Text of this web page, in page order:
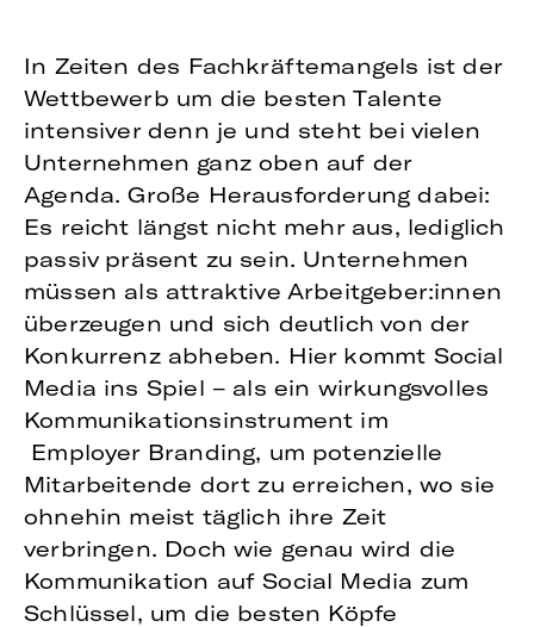
In Zeiten des Fachkräftemangels ist der
Wettbewerb um die besten Talente
intensiver denn je und steht bei vielen
Unternehmen ganz oben auf der
Agenda. Große Herausforderung dabei:
Es reicht längst nicht mehr aus, lediglich
passiv präsent zu sein. Unternehmen
müssen als attraktive Arbeitgeber:innen
überzeugen und sich deutlich von der
Konkurrenz abheben. Hier kommt Social
Media ins Spiel – als ein wirkungsvolles
Kommunikationsinstrument im
Employer Branding, um potenzielle
Mitarbeitende dort zu erreichen, wo sie
ohnehin meist täglich ihre Zeit
verbringen. Doch wie genau wird die
Kommunikation auf Social Media zum
Schlüssel, um die besten Köpfe